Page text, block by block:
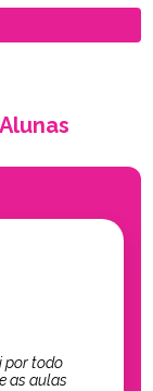
Alunas
por todo
as aulas